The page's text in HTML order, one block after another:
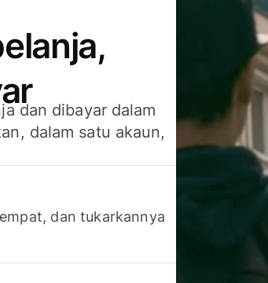
dan dibayar dalam
dalam satu akaun,
dan tukarkannya